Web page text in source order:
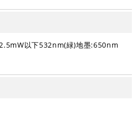
以下532nm(緑)地墨:650nm